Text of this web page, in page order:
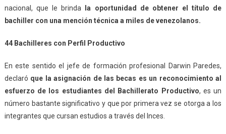
nacional, que le brinda
la oportunidad de obtener el título de
bachiller con una mención técnica a miles de venezolanos.
44 Bachilleres con Perfil Productivo
En este sentido el jefe de formación profesional Darwin Paredes,
declaró que la asignación de las becas es un reconocimiento al
esfuerzo de los estudiantes del Bachillerato Productivo, es un
número bastante significativo y que por primera vez se otorga a los
integrantes que cursan estudios a través del Inces.